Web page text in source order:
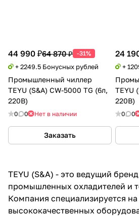
44 990 ₽64 870 ₽ -31%
+ 2249.5 Бонусных рублей
Промышленный чиллер
TEYU (S&A) CW-5000 TG (6л,
220В)
0 0 Нет в наличии
Заказать
24
+
TEYU
220В)
0 0
TEYU (S&A) - это ведущий
промышленных охладителей и
Компания специализируется
высококачественных